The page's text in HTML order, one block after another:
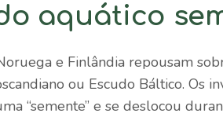
aquático
e Finlândia repousam
ou Escudo Báltico. Os
“semente” e se deslocou